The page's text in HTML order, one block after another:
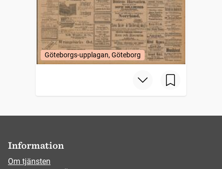
Göteborgs-upplagan, Göteborg
Information
Om tjänsten